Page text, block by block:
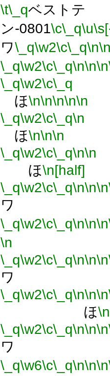
\t\_qベストテ
ン-0801\c\_q\u
ワ\_q\w2\c\_q\n
\_q\w2\c\_q\n\n\n
\_q\w2\c\_q
ほ\n\n\n\n\n
\_q\w2\c\_q\n
ほ\n\n\n
\_q\w2\c\_q\n\n
ほ\n[half]
\_q\w2\c\_q\n\n\n
ワ
\_q\w2\c\_q\n\n\n
\n
\_q\w2\c\_q\n\n\n
ワ
\_q\w2\c\_q\n\n\n
ほ
\_q\w2\c\_q\n\n\n
ワ
\_q\w6\c\_q\n\n\n